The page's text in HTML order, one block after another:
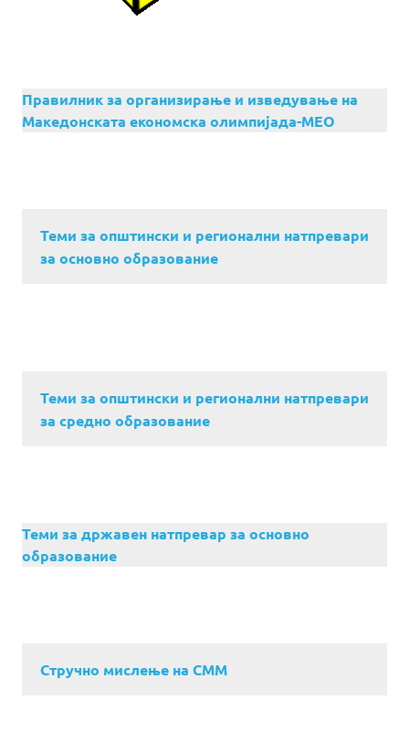
Правилник за организирање и изведување на
Македонската економска олимпијада-МЕО
Теми за општински и регионални натпревари
за основно образование
Теми за општински и регионални натпревари
за средно образование
Теми за државен натпревар за основно
образование
Стручно мислење на СММ